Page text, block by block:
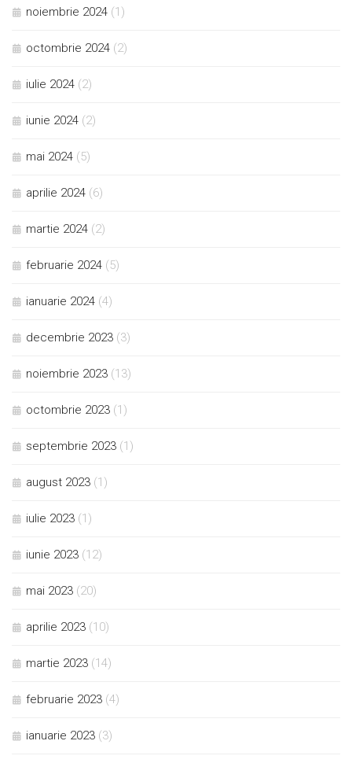
noiembrie 2024 (1)
octombrie 2024 (2)
iulie 2024 (2)
iunie 2024 (2)
mai 2024 (5)
aprilie 2024 (6)
martie 2024 (2)
februarie 2024 (5)
ianuarie 2024 (4)
decembrie 2023 (3)
noiembrie 2023 (13)
octombrie 2023 (1)
septembrie 2023 (1)
august 2023 (1)
iulie 2023 (1)
iunie 2023 (12)
mai 2023 (20)
aprilie 2023 (10)
martie 2023 (14)
februarie 2023 (4)
ianuarie 2023 (3)